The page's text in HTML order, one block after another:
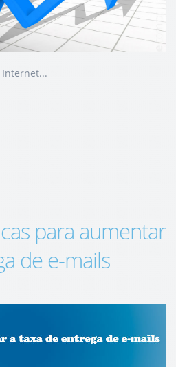
Internet...
para aumentar
de e-mails